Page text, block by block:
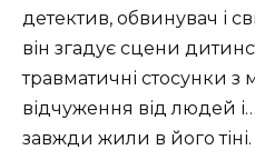
детектив, обвинувач і
він згадує сцени
травматичні стосунки з
відчуження від людей
завжди жили в його тіні.